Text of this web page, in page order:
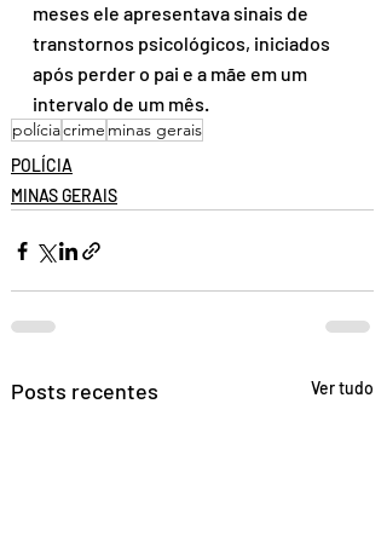
meses ele apresentava sinais de
transtornos psicológicos, iniciados
após perder o pai e a mãe em um
intervalo de um mês.
políciacrime minas gerais
POLÍCIA
MINAS GERAIS
Posts recentes Ver tudo